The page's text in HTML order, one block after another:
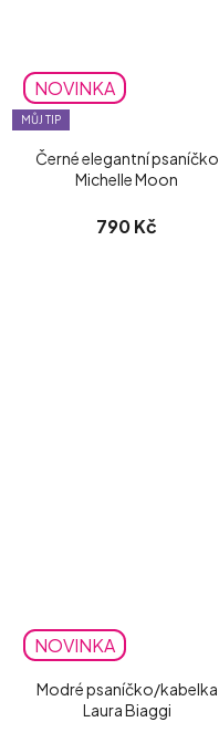
NOVINKA
MŮJ TIP
Černé elegantní psaníčko
Michelle Moon
790 Kč
NOVINKA
Modré psaníčko/kabelka
Laura Biaggi